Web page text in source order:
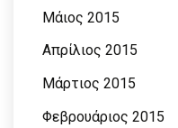
Μάιος 2015
Απρίλιος 2015
Μάρτιος 2015
Φεβρουάριος 2015